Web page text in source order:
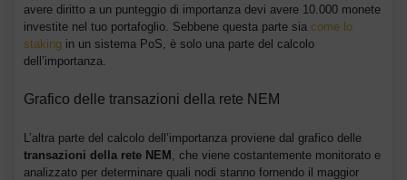
avere diritto a un punteggio di importanza devi avere 10.000 monete
investite nel tuo portafoglio. Sebbene questa parte sia come lo
staking in un sistema PoS, è solo una parte del calcolo
dell’importanza.
Grafico delle transazioni della rete NEM
L’altra parte del calcolo dell’importanza proviene dal grafico delle
transazioni della rete NEM , che viene costantemente monitorato e
analizzato per determinare quali nodi stanno fornendo il maggior